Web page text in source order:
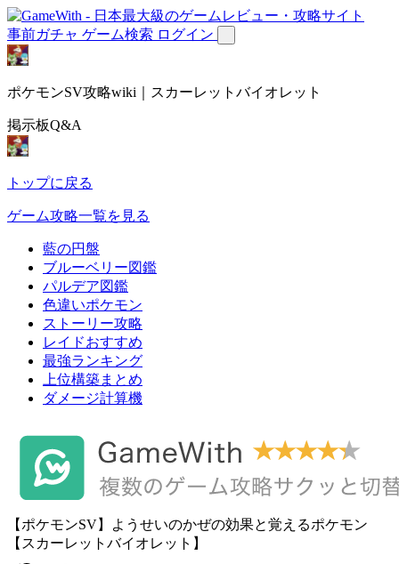
事前ガチャ ゲーム検索 ログイン
ポケモンSV攻略wiki｜スカーレットバイオレット
掲示板Q&A
トップに戻る
ゲーム攻略一覧を見る
藍の円盤
ブルーベリー図鑑
パルデア図鑑
色違いポケモン
ストーリー攻略
レイドおすすめ
最強ランキング
上位構築まとめ
ダメージ計算機
【ポケモンSV】ようせいのかぜの効果と覚えるポケモン
【スカーレットバイオレット】